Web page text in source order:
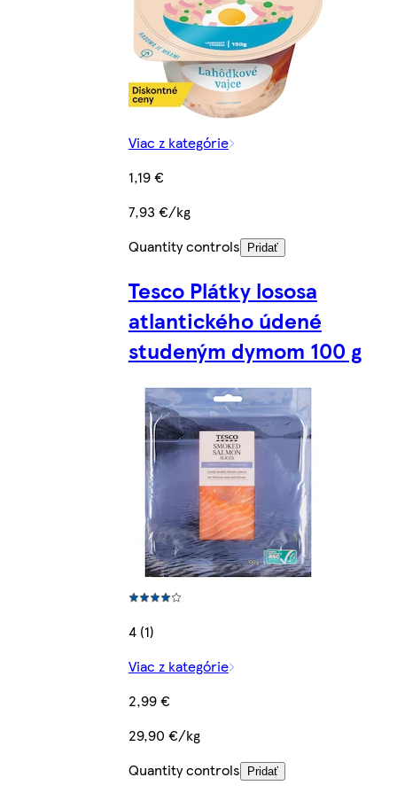
Viac z kategórie
1,19 €
7,93 €/kg
Quantity controls
Pridať
Tesco Plátky lososa
atlantického údené
studeným dymom 100 g
4 (1)
Viac z kategórie
2,99 €
29,90 €/kg
Quantity controls
Pridať